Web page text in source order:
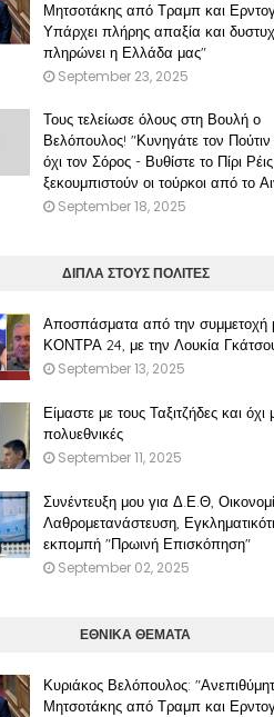
Μητσοτάκης από Τραμπ και
Υπάρχει πλήρης απαξία και
πληρώνει η Ελλάδα μας"
September 23, 2025
Τους τελείωσε όλους στη Βουλή ο
Βελόπουλος! "Κυνηγάτε τον
όχι τον Σόρος - Βυθίστε το Πίρι
ξεκουμπιστούν οι τούρκοι από το
September 18, 2025
ΔΙΠΛΑ ΣΤΟΥΣ ΠΟΛΙΤΕΣ
Αποσπάσματα από την συμμετοχή
ΚΟΝΤΡΑ 24, με την Λουκία
September 13, 2025
Είμαστε με τους Ταξιτζήδες και όχι
πολυεθνικές
September 11, 2025
Συνέντευξη μου για Δ.Ε.Θ,
Λαθρομετανάστευση,
εκπομπή "Πρωινή Επισκόπηση"
September 02, 2025
ΕΘΝΙΚΑ ΘΕΜΑΤΑ
Κυριάκος Βελόπουλος:
Μητσοτάκης από Τραμπ και